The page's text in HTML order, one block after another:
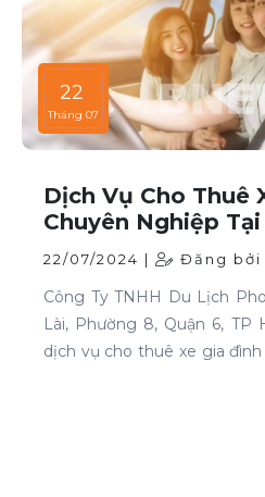
22
Tháng 07
Dịch Vụ Cho Thuê
Chuyên Nghiệp Tại
22/07/2024 | Đăng bởi
Công Ty TNHH Du Lịch
Lài, Phường 8, Quận 6, TP
dịch vụ cho thuê xe gia đình